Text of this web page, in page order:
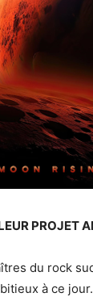
PROJET
du rock
à ce